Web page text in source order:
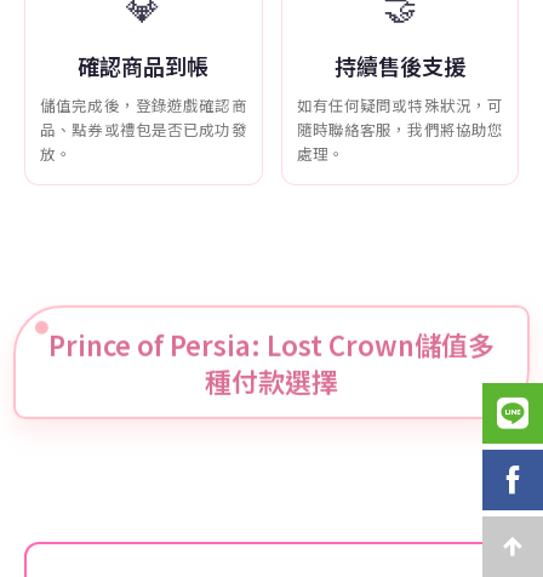
確認商品到帳
儲值完成後，登錄遊戲確認商
品、點券或禮包是否已成功發
放。
持續售後支援
如有任何疑問或特殊狀況，可
隨時聯絡客服，我們將協助您
處理。
Prince of Persia: Lost Crown儲值多
種付款選擇